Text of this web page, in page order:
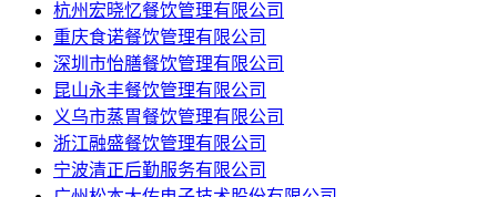
杭州宏晓忆餐饮管理有限公司
重庆食诺餐饮管理有限公司
深圳市怡膳餐饮管理有限公司
昆山永丰餐饮管理有限公司
义乌市蒸胃餐饮管理有限公司
浙江融盛餐饮管理有限公司
宁波清正后勤服务有限公司